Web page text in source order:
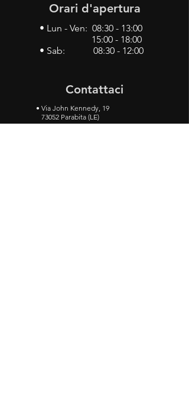
Orari d'apertura
• Lun - Ven: 08:30 - 13:00
15:00 - 18:00
• Sab: 08:30 - 12:00
Contattaci
• Via John Kennedy, 19
73052 Parabita (LE)